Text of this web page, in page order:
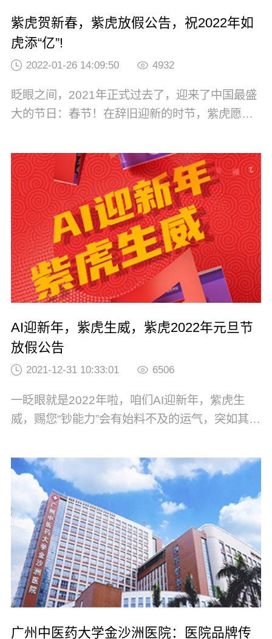
紫虎贺新春，紫虎放假公告，祝2022年如
虎添“亿”!
2022-01-26 14:09:50 4932
眨眼之间，2021年正式过去了，迎来了中国最盛
大的节日：春节！在辞旧迎新的时节，紫虎愿客
乾坤气象和。历添新岁月，福满旧山河！春节愉
快，身体健康！阖家欢乐，万事如意！虎年大
吉！事业如芝麻开花节节高！对于大部分人的记
忆，除夕夜最热闹的是春晚、是大街爆竹烟花
的...
AI迎新年，紫虎生威，紫虎2022年元旦节
放假公告
2021-12-31 10:33:01 6506
一眨眼就是2022年啦，咱们AI迎新年，紫虎生
威，赐您“钞能力”会有始料不及的运气，突如其来
定节假日规定，紫虎特此奉上2022年元旦节放假
公告。尊敬的客户：您好！紫虎2022年元旦节假
期安排如下：放假时间：2022年1月1日（周六）
~2022年1月3日（周一...
广州中医药大学金沙洲医院：医院品牌传